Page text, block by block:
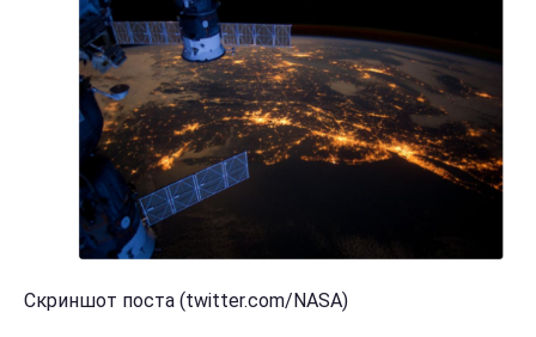
Скриншот поста (twitter.com/NASA)